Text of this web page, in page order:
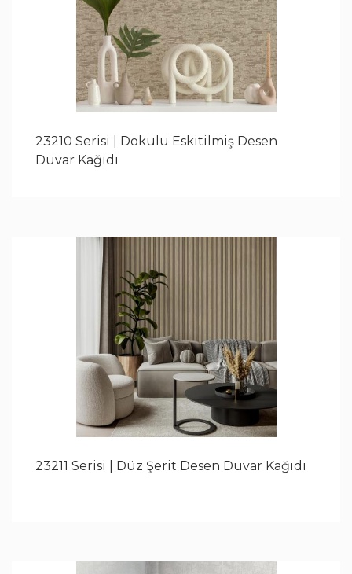
23210 Serisi | Dokulu Eskitilmiş Desen
Duvar Kağıdı
23211 Serisi | Düz Şerit Desen Duvar Kağıdı